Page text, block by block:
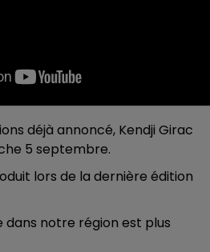
déjà annoncé, Kendji Girac
5 septembre.
lors de la dernière édition
dans notre région est plus